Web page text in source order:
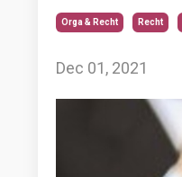
Orga & Recht Recht
Dec 01, 2021